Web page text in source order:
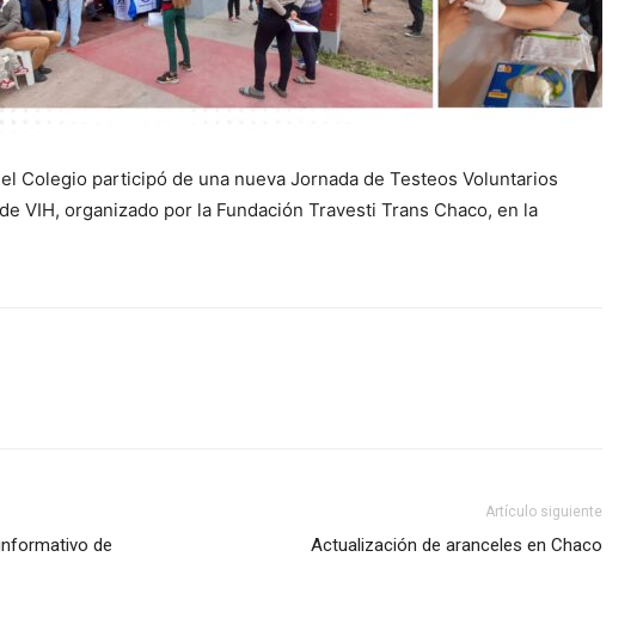
Colegio participó de una nueva Jornada de Testeos Voluntarios
VIH, organizado por la Fundación Travesti Trans Chaco, en la
de
Artículo siguiente
Actualización de aranceles en Chaco